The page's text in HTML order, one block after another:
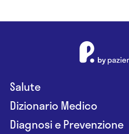
Salute
Dizionario Medico
Diagnosi e Prevenzione